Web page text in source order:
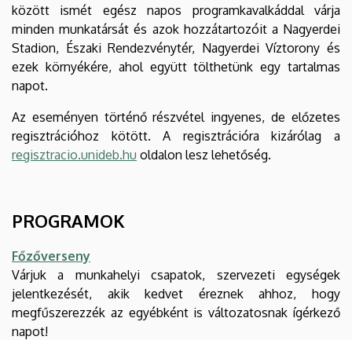
között ismét egész napos programkavalkáddal várja
minden munkatársát és azok hozzátartozóit a Nagyerdei
Stadion, Északi Rendezvénytér, Nagyerdei Víztorony és
ezek környékére, ahol együtt tölthetünk egy tartalmas
napot.
Az eseményen történő részvétel ingyenes, de előzetes
regisztrációhoz kötött. A regisztrációra kizárólag a
regisztracio.unideb.hu oldalon lesz lehetőség.
PROGRAMOK
Főzőverseny
Várjuk a munkahelyi csapatok, szervezeti egységek
jelentkezését, akik kedvet éreznek ahhoz, hogy
megfűszerezzék az egyébként is változatosnak ígérkező
napot!